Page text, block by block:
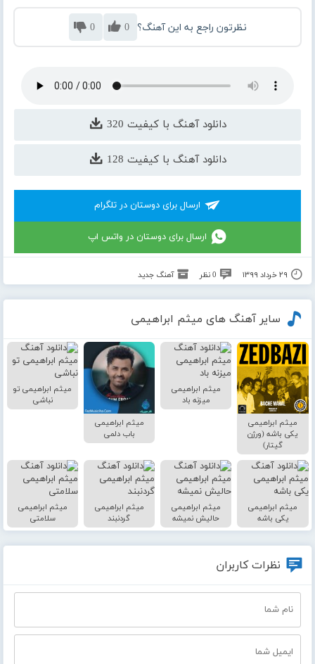
نظرتون راجع به این آهنگ؟ 0
0
دانلود آهنگ با کیفیت 320
دانلود آهنگ با کیفیت 128
ارسال برای دوستان در تلگرام
ارسال برای دوستان در واتس اپ
۲۹ خرداد ۱۳۹۹ 0 نظر آهنگ جدید
سایر آهنگ های میثم ابراهیمی
میثم ابراهیمی
یکی باشه (ورژن
گیتار)
میثم ابراهیمی
میزنه باد
میثم ابراهیمی
باب دلمی
میثم ابراهیمی تو
نباشی
میثم ابراهیمی
یکی باشه
میثم ابراهیمی
حالیش نمیشه
میثم ابراهیمی
گردنبند
میثم ابراهیمی
سلامتی
نظرات کاربران